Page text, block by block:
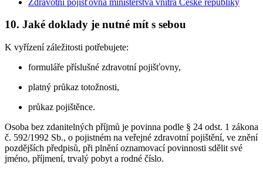
10. Jaké doklady je nutné mít s sebou
K vyřízení záležitosti potřebujete:
formuláře příslušné zdravotní pojišťovny,
platný průkaz totožnosti,
průkaz pojištěnce.
Osoba bez zdanitelných příjmů je povinna podle § 24 odst. 1 zákona
č. 592/1992 Sb., o pojistném na veřejné zdravotní pojištění, ve znění
pozdějších předpisů, při plnění oznamovací povinnosti sdělit své
jméno, příjmení, trvalý pobyt a rodné číslo.